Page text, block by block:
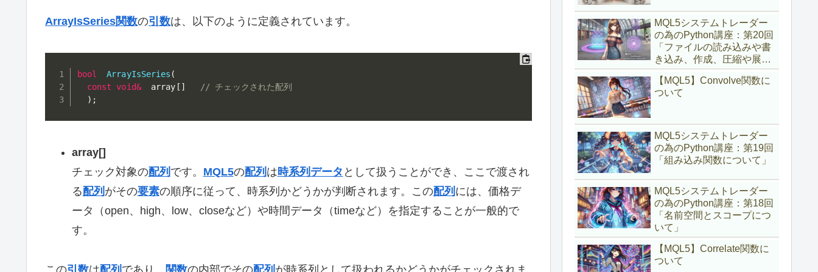
ArrayIsSeries関数の引数は、以下のように定義されています。
bool ArrayIsSeries (
const void&
  array
[ ]
// チェックされた配列
) ;
array[]
チェック対象の配列 です。 MQL5の配列 は時系列データ として扱うことができ、ここで渡され
る配列 がその要素の順序に従って、時系列かどうかが判断されます。この配列 には、価格デ
ータ（open、high、low、closeなど）や時間データ（timeなど）を指定することが一般的で
す。
この引数は配列 であり、 関数の内部でその配列 が時系列として扱われるかどうかがチェックされま
MQL5システムトレーダー
の為のPython講座：第20回
「ファイルの読み込みや書
き込み、作成、圧縮や展開
について」
【MQL5】Convolve関数に
ついて
MQL5システムトレーダー
の為のPython講座：第19回
「組み込み関数について」
MQL5システムトレーダー
の為のPython講座：第18回
「名前空間とスコープにつ
いて」
【MQL5】Correlate関数に
ついて